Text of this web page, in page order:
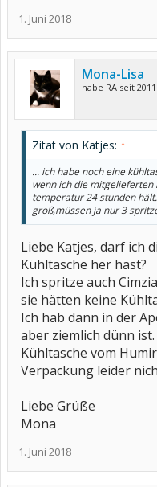
1. Juni 2018
Mona-Lisa
habe RA seit 2011
Zitat von Katjes: ↑
... ich habe noch eine
wenn ich die mitgelieferten
temperatur 24 stunden
groß,müssen ja nur 3
Liebe Katjes, darf ich
Kühltasche her hast?
Ich spritze auch
sie hätten keine
Ich hab dann in der
aber ziemlich dünn
Kühltasche vom
Verpackung leider
Liebe Grüße
Mona
1. Juni 2018